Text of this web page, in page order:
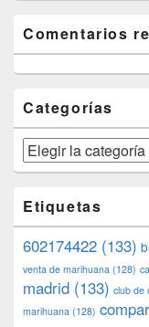
Comentarios
Categorías
Categorías
Etiquetas
602174422 (133)
venta de marihuana (128)
madrid (133) club de
marihuana (128)